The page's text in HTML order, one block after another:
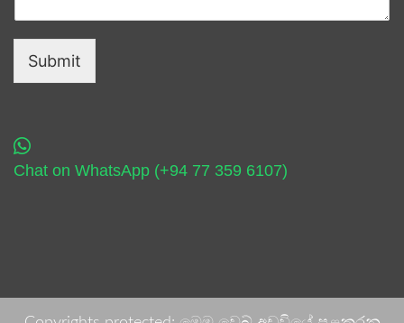
Submit
Chat on WhatsApp (+94 77 359 6107)